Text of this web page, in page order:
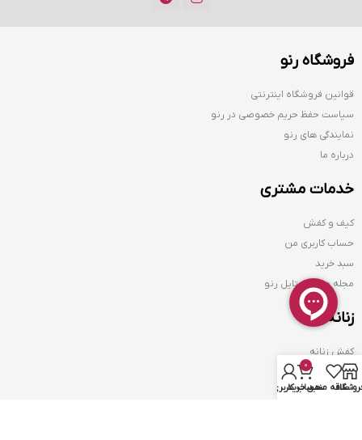
فروشگاه رنو
قوانین فروشگاه اینترنتی
سیاست حفظ حریم خصوصی در رنو
نمایندگی های رنو
درباره ما
خدمات مشتری
کیف و کفش
حساب کاربری من
سبد خرید
مجله مد و استایل رنو
زنانه
کفش زنانه
کیف زنانه
کمربند زنانه
علاقه مندی
0
سبد خرید
حساب کاربری من